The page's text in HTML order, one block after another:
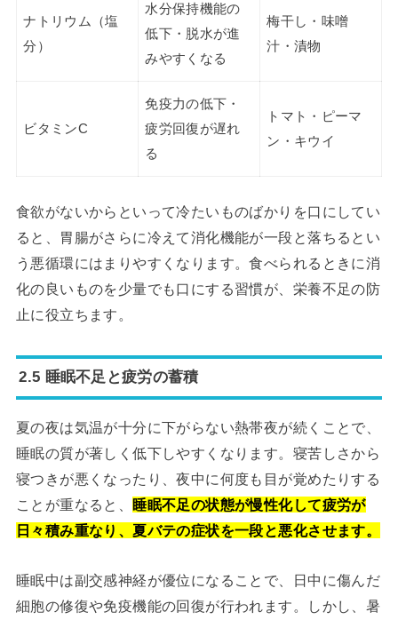
ナトリウム（塩
分）
水分保持機能の
低下・脱水が進
みやすくなる
梅干し・味噌
汁・漬物
ビタミンC
免疫力の低下・
疲労回復が遅れ
る
トマト・ピーマ
ン・キウイ
食欲がないからといって冷たいものばかりを口にしてい
ると、胃腸がさらに冷えて消化機能が一段と落ちるとい
う悪循環にはまりやすくなります。食べられるときに消
化の良いものを少量でも口にする習慣が、栄養不足の防
止に役立ちます。
2.5 睡眠不足と疲労の蓄積
夏の夜は気温が十分に下がらない熱帯夜が続くことで、
睡眠の質が著しく低下しやすくなります。寝苦しさから
寝つきが悪くなったり、夜中に何度も目が覚めたりする
ことが重なると、 睡眠不足の状態が慢性化して疲労が
日々積み重なり、夏バテの症状を一段と悪化させます。
睡眠中は副交感神経が優位になることで、日中に傷んだ
細胞の修復や免疫機能の回復が行われます。しかし、暑